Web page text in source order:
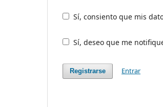
Sí, consiento que mis
Sí, deseo que me
Registrarse Entrar